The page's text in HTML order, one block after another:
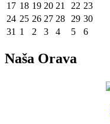
17 18 19 20 21 22 23
24 25 26 27 28 29 30
31 1 2 3 4 5 6
Naša Orava